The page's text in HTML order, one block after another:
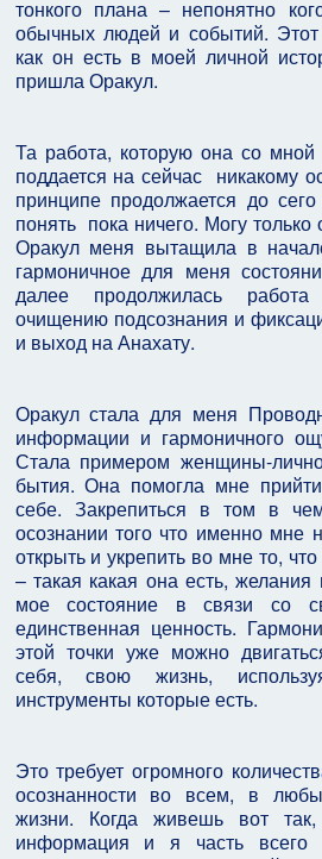
тонкого плана – непонятно
обычных людей и событий.
как он есть в моей личной
пришла Оракул.
Та работа, которую она со
поддается на сейчас никакому
принципе продолжается до
понять пока ничего. Могу
Оракул меня вытащила в
гармоничное для меня
далее продолжилась
очищению подсознания и
и выход на Анахату.
Оракул стала для меня
информации и гармоничного
Стала примером женщины-
бытия. Она помогла мне
себе. Закрепиться в том в
осознании того что именно
открыть и укрепить во мне то,
– такая какая она есть,
мое состояние в связи со
единственная ценность.
этой точки уже можно
себя, свою жизнь,
инструменты которые есть.
Это требует огромного
осознанности во всем, в
жизни. Когда живешь вот
информация и я часть всего